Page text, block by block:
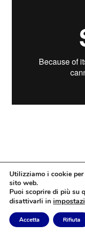
Utilizziamo i cookie
sito web.
Puoi scoprire di più su
disattivarli in
Accetta Rifiuta